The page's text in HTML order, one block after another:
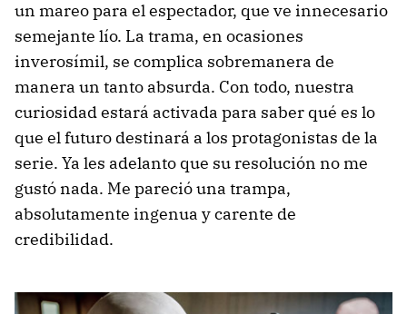
un mareo para el espectador, que ve innecesario
semejante lío. La trama, en ocasiones
inverosímil, se complica sobremanera de
manera un tanto absurda. Con todo, nuestra
curiosidad estará activada para saber qué es lo
que el futuro destinará a los protagonistas de la
serie. Ya les adelanto que su resolución no me
gustó nada. Me pareció una trampa,
absolutamente ingenua y carente de
credibilidad.